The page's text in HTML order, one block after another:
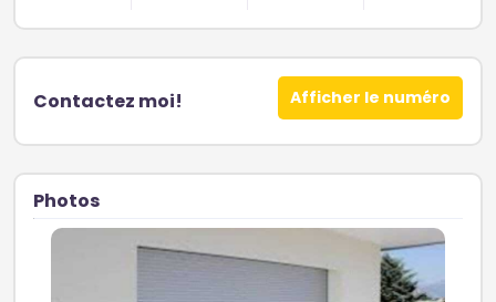
Contactez moi! Afficher le numéro
Photos